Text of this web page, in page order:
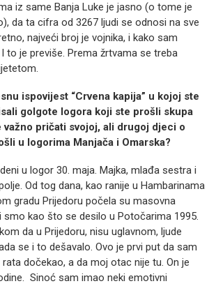
iz same Banja Luke je jasno (o tome je
da ta cifra od 3267 ljudi se odnosi na sve
najveći broj je vojnika, i kako sam
to je previše. Prema žrtvama se treba
ispovijest “Crvena kapija” u kojoj ste
golgote logora koji ste prošli skupa
važno pričati svojoj, ali drugoj djeci o
u logorima Manjača i Omarska?
u logor 30. maja. Majka, mlađa sestra i
Od tog dana, kao ranije u Hambarinama
gradu Prijedoru počela su masovna
smo kao što se desilo u Potočarima 1995.
da u Prijedoru, nisu uglavnom, ljude
se i to dešavalo. Ovo je prvi put da sam
dočekao, a da moj otac nije tu. On je
Sinoć sam imao neki emotivni